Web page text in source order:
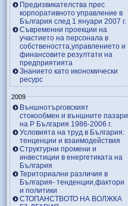
Предизвикателства прес
корпоративното управление в
България след 1 януари 2007 г.
Съвременни проекции на
участието на персонала в
собствеността,управлението и
финансовите резултати на
предприятията
Знанието като икономически
ресурс
2009
Външнотърговският
стокообмен и външните пазари
на Р България 1986-2006 г.
Условията на труд в България:
тенценции и взаимодействия
Структурни промени и
инвестиции в енергетиката на
България
Териториални различия в
България- тенденции,фактори
и политики
СТОПАНСТВОТО НА ВОЛЖКА